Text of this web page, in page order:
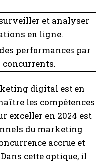
les
marketing, création
et analyser
en ligne.
performances par
digital est en
les compétences
exceller en 2024 est
du marketing
accrue et
cette optique, il